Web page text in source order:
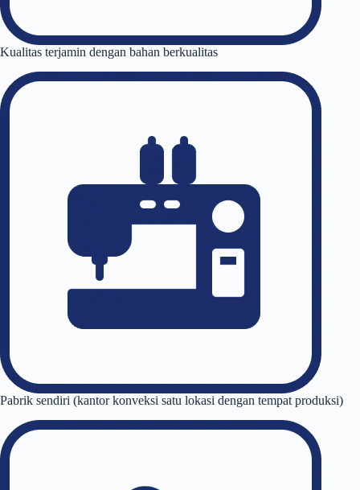
Kualitas terjamin dengan bahan berkualitas
Pabrik sendiri (kantor konveksi satu lokasi dengan tempat produksi)